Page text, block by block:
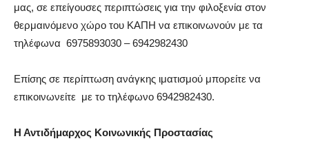
μας, σε επείγουσες περιπτώσεις για την φιλοξενία στον
θερμαινόμενο χώρο του ΚΑΠΗ να επικοινωνούν με τα
τηλέφωνα 6975893030 – 6942982430
Επίσης σε περίπτωση ανάγκης ιματισμού μπορείτε να
επικοινωνείτε με το τηλέφωνο 6942982430.
Η Αντιδήμαρχος Κοινωνικής Προστασίας